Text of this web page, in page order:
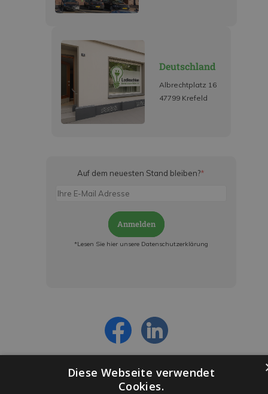
Deutschland
Albrechtplatz 16
47799 Krefeld
Auf dem neuesten Stand bleiben?*
Anmelden
*Lesen Sie hier unsere Datenschutzerklärung
Diese Webseite verwendet
Cookies.